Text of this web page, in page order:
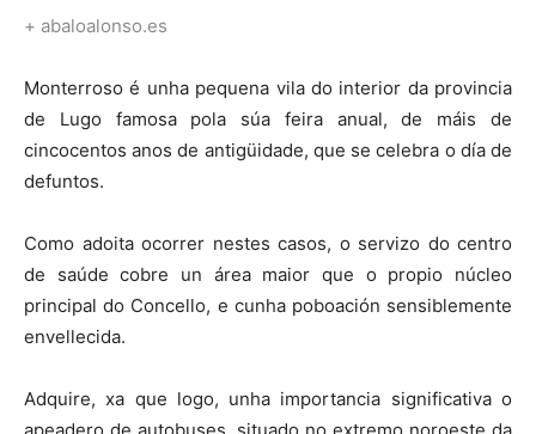
+ abaloalonso.es
Monterroso é unha pequena vila do interior da provincia
de Lugo famosa pola súa feira anual, de máis de
cincocentos anos de antigüidade, que se celebra o día de
defuntos.
Como adoita ocorrer nestes casos, o servizo do centro
de saúde cobre un área maior que o propio núcleo
principal do Concello, e cunha poboación sensiblemente
envellecida.
Adquire, xa que logo, unha importancia significativa o